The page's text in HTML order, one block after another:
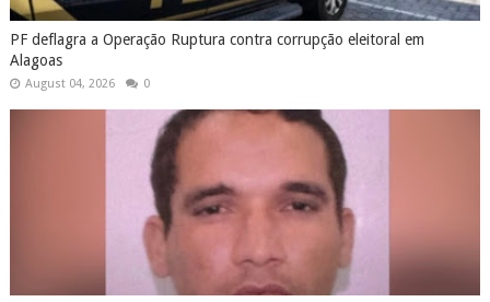
PF deflagra a Operação Ruptura contra corrupção eleitoral em
Alagoas
August 04, 2026 0